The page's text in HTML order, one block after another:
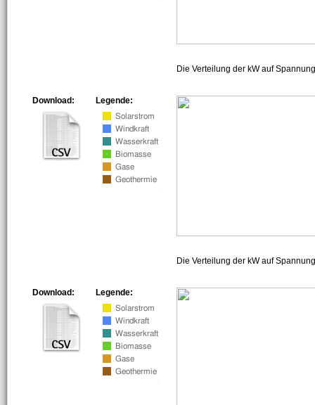
Die Verteilung der kW auf
Legende:
Download:
Die Verteilung der kW auf
Legende:
Download: